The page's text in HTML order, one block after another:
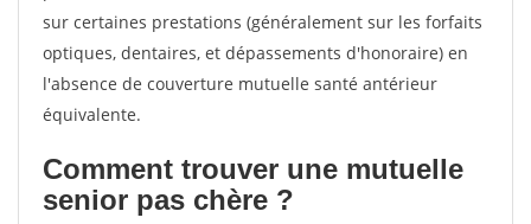
sur certaines prestations (généralement sur les forfaits
optiques, dentaires, et dépassements d'honoraire) en
l'absence de couverture mutuelle santé antérieur
équivalente.
Comment trouver une mutuelle
senior pas chère ?